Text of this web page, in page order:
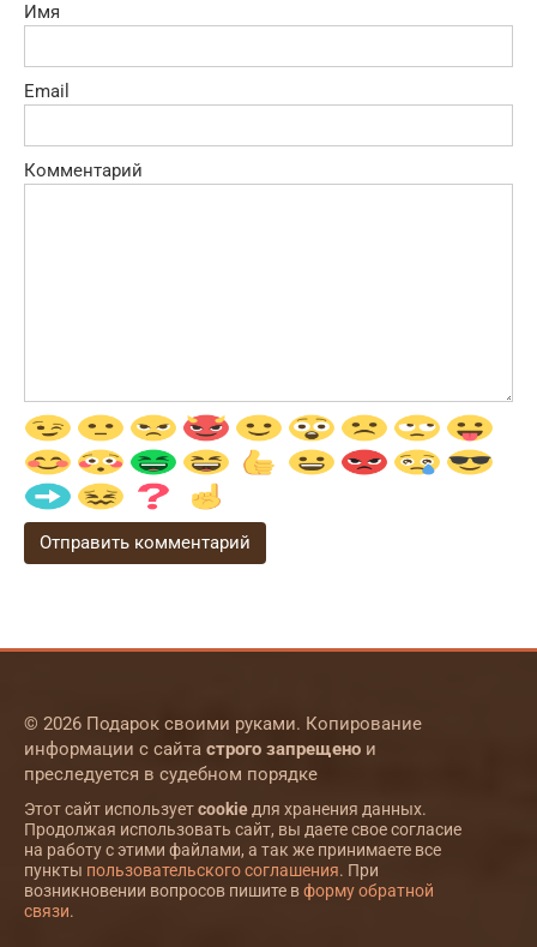
Имя
Email
Комментарий
© 2026 Подарок своими руками. Копирование
информации с сайта строго запрещено и
преследуется в судебном порядке
Этот сайт используетcookie для хранения данных.
Продолжая использовать сайт, вы даете свое согласие
на работу с этими файлами, а так же принимаете все
пункты пользовательского соглашения. При
возникновении вопросов пишите вформу обратной
связи.